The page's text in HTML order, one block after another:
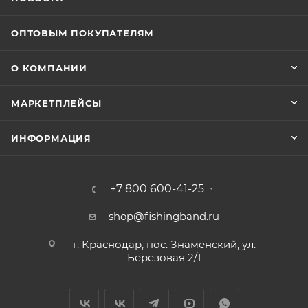
ОПТОВЫМ ПОКУПАТЕЛЯМ
О КОМПАНИИ
МАРКЕТПЛЕЙСЫ
ИНФОРМАЦИЯ
+7 800 600-41-25
shop@fishingband.ru
г. Краснодар, пос. Знаменский, ул.
Березовая 2/1